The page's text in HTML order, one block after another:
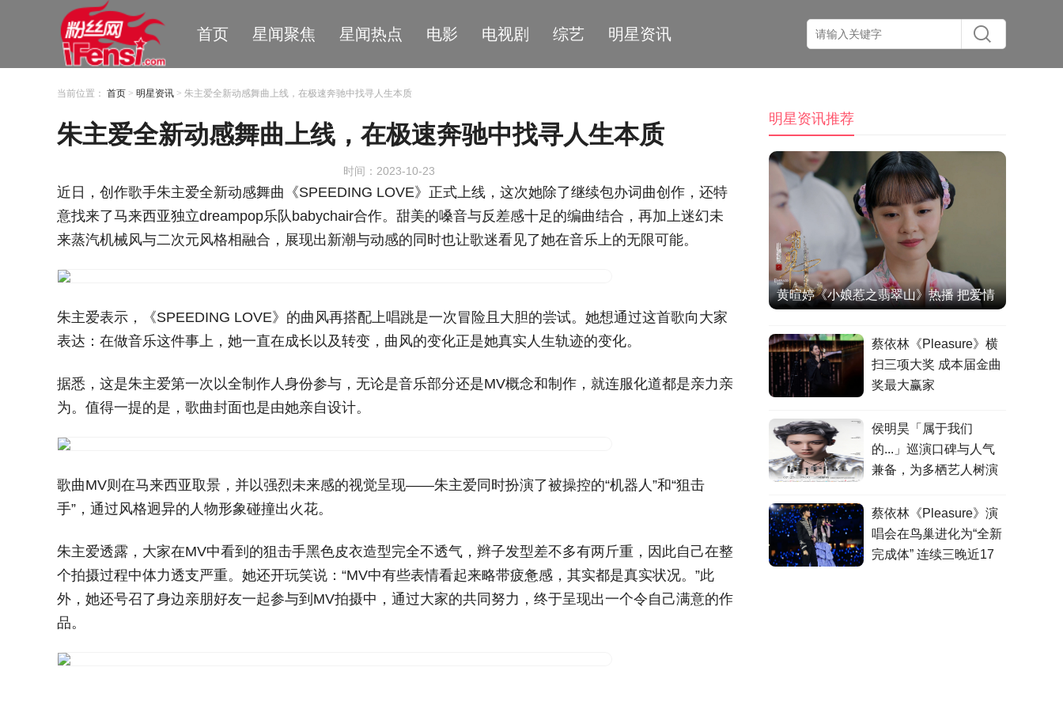
首页 星闻聚焦 星闻热点 电影 电视剧 综艺 明星资讯
当前位置： 首页 > 明星资讯 > 朱主爱全新动感舞曲上线，在极速奔驰中找寻人生本质
朱主爱全新动感舞曲上线，在极速奔驰中找寻人生本质
时间：2023-10-23
近日，创作歌手朱主爱全新动感舞曲《SPEEDING LOVE》正式上线，这次她除了继续包办词曲创作，还特
意找来了马来西亚独立dreampop乐队babychair合作。甜美的嗓音与反差感十足的编曲结合，再加上迷幻未
来蒸汽机械风与二次元风格相融合，展现出新潮与动感的同时也让歌迷看见了她在音乐上的无限可能。
朱主爱表示，《SPEEDING LOVE》的曲风再搭配上唱跳是一次冒险且大胆的尝试。她想通过这首歌向大家
表达：在做音乐这件事上，她一直在成长以及转变，曲风的变化正是她真实人生轨迹的变化。
据悉，这是朱主爱第一次以全制作人身份参与，无论是音乐部分还是MV概念和制作，就连服化道都是亲力亲
为。值得一提的是，歌曲封面也是由她亲自设计。
歌曲MV则在马来西亚取景，并以强烈未来感的视觉呈现——朱主爱同时扮演了被操控的“机器人”和“狙击
手”，通过风格迥异的人物形象碰撞出火花。
朱主爱透露，大家在MV中看到的狙击手黑色皮衣造型完全不透气，辫子发型差不多有两斤重，因此自己在整
个拍摄过程中体力透支严重。她还开玩笑说：“MV中有些表情看起来略带疲惫感，其实都是真实状况。”此
外，她还号召了身边亲朋好友一起参与到MV拍摄中，通过大家的共同努力，终于呈现出一个令自己满意的作
品。
明星资讯推荐
黄暄婷《小娘惹之翡翠山》热播 把爱情
蔡依林《Pleasure》横
扫三项大奖 成本届金曲
奖最大赢家
侯明昊「属于我们
的...」巡演口碑与人气
兼备，为多栖艺人树演
蔡依林《Pleasure》演
唱会在鸟巢进化为“全新
完成体” 连续三晚近17